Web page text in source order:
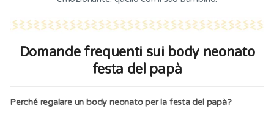
Domande frequenti sui body neonato
festa del papà
Perché regalare un body neonato per la festa del papà?